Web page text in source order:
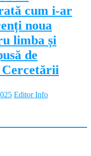
cum i-ar
noua
limba și
de
Editor Info